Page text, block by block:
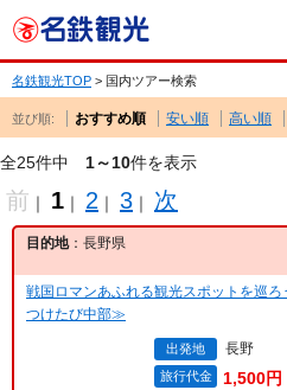
名鉄観光TOP > 国内ツアー検索
並び順: おすすめ順 安い順 高い順
全25件中 1～10件を表示
前 ｜ 1 ｜ 2 ｜ 3 ｜ 次
目的地：長野県
戦国ロマンあふれる観光スポットを巡
つけたび中部≫
出発地 長野
旅行代金 1,500円